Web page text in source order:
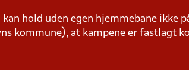
hold uden egen hjemmebane ikke
kommune), at kampene er fastlagt